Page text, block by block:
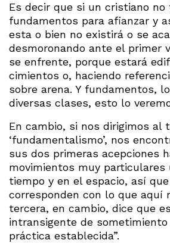
Es decir que si un cristiano no
fundamentos para afianzar y
esta o bien no existirá o se
desmoronando ante el primer
se enfrente, porque estará
cimientos o, haciendo
sobre arena. Y fundamentos,
diversas clases, esto lo
En cambio, si nos dirigimos al
‘fundamentalismo’, nos
sus dos primeras acepciones
movimientos muy particulares
tiempo y en el espacio, así
corresponden con lo que aquí
tercera, en cambio, dice que
intransigente de
práctica establecida”.